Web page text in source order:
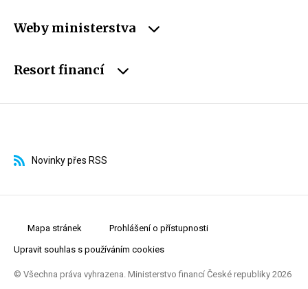
Weby ministerstva
Resort financí
Novinky přes RSS
Mapa stránek Prohlášení o přístupnosti
Upravit souhlas s používáním cookies
© Všechna práva vyhrazena. Ministerstvo financí České republiky 2026